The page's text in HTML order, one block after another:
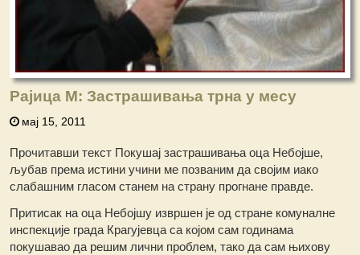
Рајица М: Застрашивања трна у месу
мај 15, 2011
Прочитавши текст Покушај застрашивања оца Небојше,
љубав према истини учини ме позваним да својим иако
слабашним гласом станем на страну прогнане правде.
Притисак на оца Небојшу извршен је од стране комуналне
инспекције града Крагујевца са којом сам годинама
покушавао да решим лични проблем, тако да сам њихову